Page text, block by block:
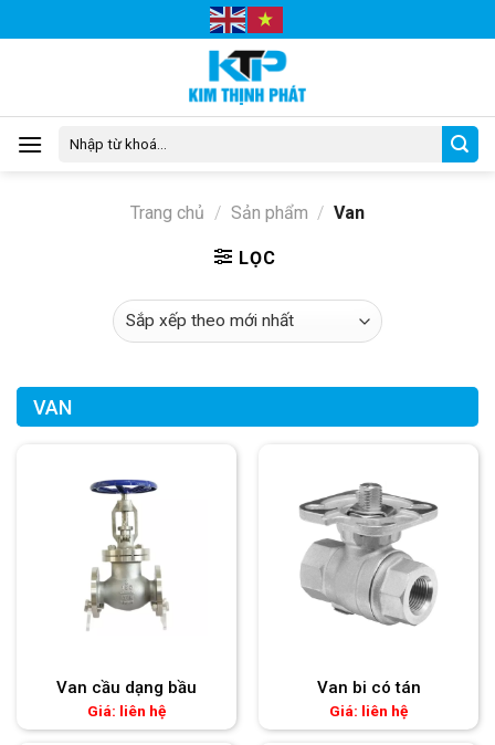
to
Tìm
kiếm:
Trang chủ / Sản phẩm / Van
LỌC
VAN
Van cầu dạng bầu
Giá: liên hệ
Van bi có tán
Giá: liên hệ